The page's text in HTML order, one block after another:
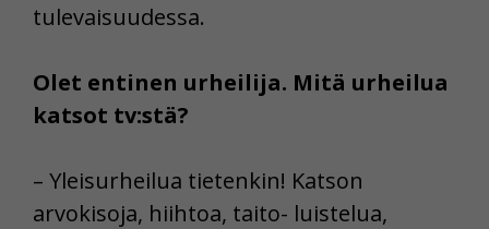
tulevaisuudessa.
Olet entinen urheilija. Mitä urheilua
katsot tv:stä?
– Yleisurheilua tietenkin! Katson
arvokisoja, hiihtoa, taito- luistelua,